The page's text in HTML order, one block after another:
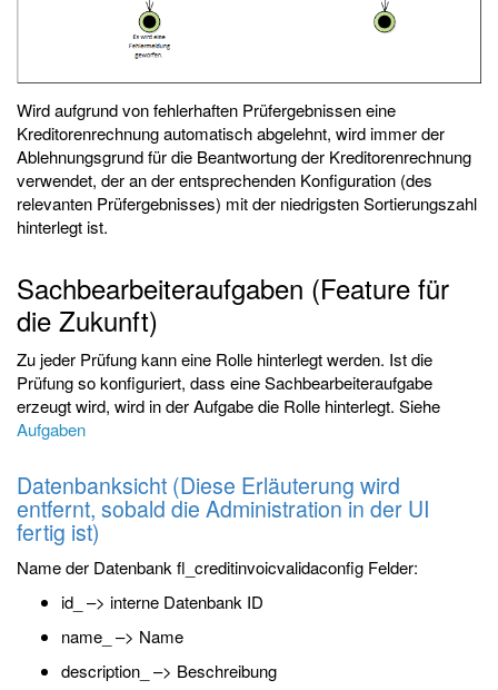
Wird aufgrund von fehlerhaften Prüfergebnissen eine
Kreditorenrechnung automatisch abgelehnt, wird immer der
Ablehnungsgrund für die Beantwortung der Kreditorenrechnung
verwendet, der an der entsprechenden Konfiguration (des
relevanten Prüfergebnisses) mit der niedrigsten Sortierungszahl
hinterlegt ist.
Sachbearbeiteraufgaben (Feature für
die Zukunft)
Zu jeder Prüfung kann eine Rolle hinterlegt werden. Ist die
Prüfung so konfiguriert, dass eine Sachbearbeiteraufgabe
erzeugt wird, wird in der Aufgabe die Rolle hinterlegt. Siehe
Aufgaben
Datenbanksicht (Diese Erläuterung wird
entfernt, sobald die Administration in der UI
fertig ist)
Name der Datenbank fl_creditinvoicvalidaconfig Felder:
id_ –> interne Datenbank ID
name_ –> Name
description_ –> Beschreibung